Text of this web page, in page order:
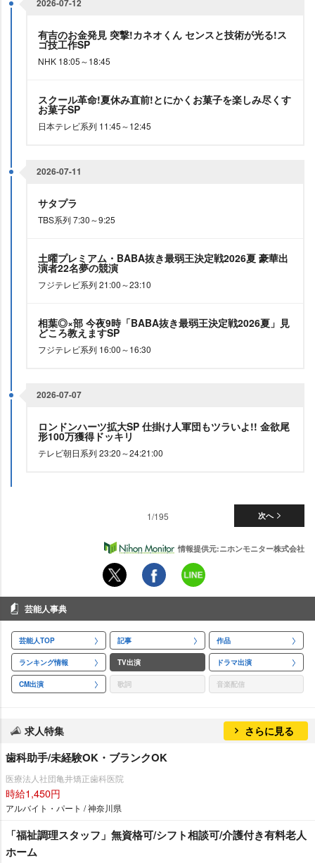
2026-07-12
有吉のお金発見 突撃!カネオくん センスと技術が光る!ス
ゴ技工作SP
NHK 18:05～18:45
スクール革命!夏休み直前!とにかくお菓子を楽しみ尽くす
お菓子SP
日本テレビ系列 11:45～12:45
2026-07-11
サタプラ
TBS系列 7:30～9:25
土曜プレミアム・BABA抜き最弱王決定戦2026夏 豪華出
演者22名夢の競演
フジテレビ系列 21:00～23:10
相葉◎×部 今夜9時「BABA抜き最弱王決定戦2026夏」見
どころ教えますSP
フジテレビ系列 16:00～16:30
2026-07-07
ロンドンハーツ拡大SP 仕掛け人軍団もツラいよ!! 金欲尾
形100万獲得ドッキリ
テレビ朝日系列 23:20～24:21:00
次へ
1/195
情報提供元:ニホンモニター株式会社
芸能人事典
芸能人TOP 記事 作品
ランキング情報 TV出演 ドラマ出演
CM出演 歌詞 音楽配信
求人特集 さらに見る
歯科助手/未経験OK・ブランクOK
医療法人社団亀井矯正歯科医院
時給1,450円
アルバイト・パート / 神奈川県
「福祉調理スタッフ」無資格可/シフト相談可/介護付き有料老人
ホーム